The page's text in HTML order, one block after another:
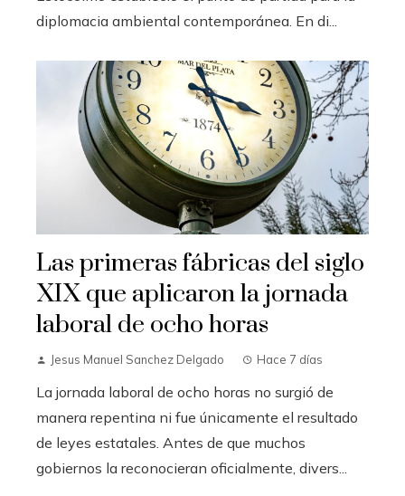
diplomacia ambiental contemporánea. En di...
Las primeras fábricas del siglo
XIX que aplicaron la jornada
laboral de ocho horas
Jesus Manuel Sanchez Delgado Hace 7 días
La jornada laboral de ocho horas no surgió de
manera repentina ni fue únicamente el resultado
de leyes estatales. Antes de que muchos
gobiernos la reconocieran oficialmente, divers...